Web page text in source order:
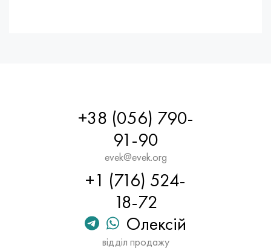
+38 (056) 790-
91-90
evek@evek.org
+1 (716) 524-
18-72
Олексій
відділ продажу